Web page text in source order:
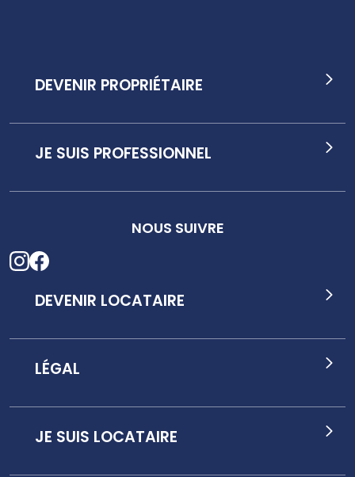
JE SUIS LOCATAIRE
DEVENIR LOCATAIRE
LÉGAL
DEVENIR PROPRIÉTAIRE
JE SUIS PROFESSIONNEL
NOUS SUIVRE